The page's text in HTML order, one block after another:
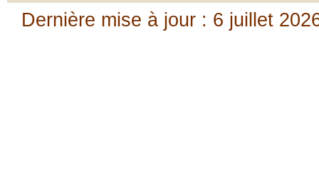
Dernière mise à jour : 6 juillet